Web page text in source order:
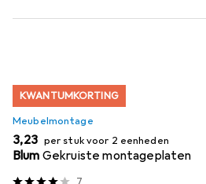
KWANTUMKORTING
Meubelmontage
EUR
3,23 per stuk voor 2 eenheden
Blum Gekruiste montageplaten